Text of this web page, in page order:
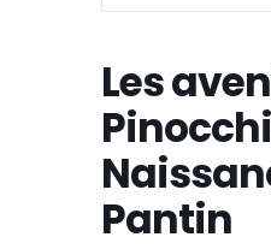
Les
Pantin